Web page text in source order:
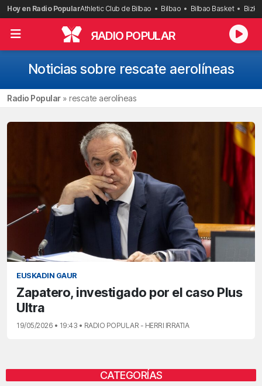
Saltar
al
contenido
Hoy en Radio PopularAthletic Club de Bilbao Bilbao Bilbao Basket
RADIO POPULAR
Noticias sobre rescate aerolíneas
Radio Popular» rescate aerolíneas
EUSKADIN GAUR
Zapatero, investigado por el caso Plus
Ultra
19/05/2026 • 19:43 • RADIO POPULAR - HERRI IRRATIA
CATEGORÍAS